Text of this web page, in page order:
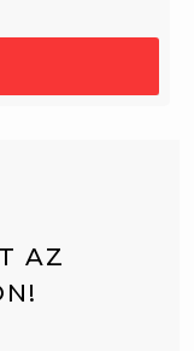
AZ